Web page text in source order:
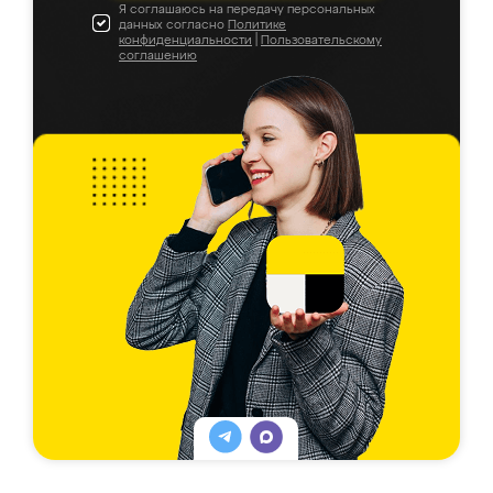
Я соглашаюсь на передачу персональных
данных согласно Политике
конфиденциальности
Пользовательскому
соглашению